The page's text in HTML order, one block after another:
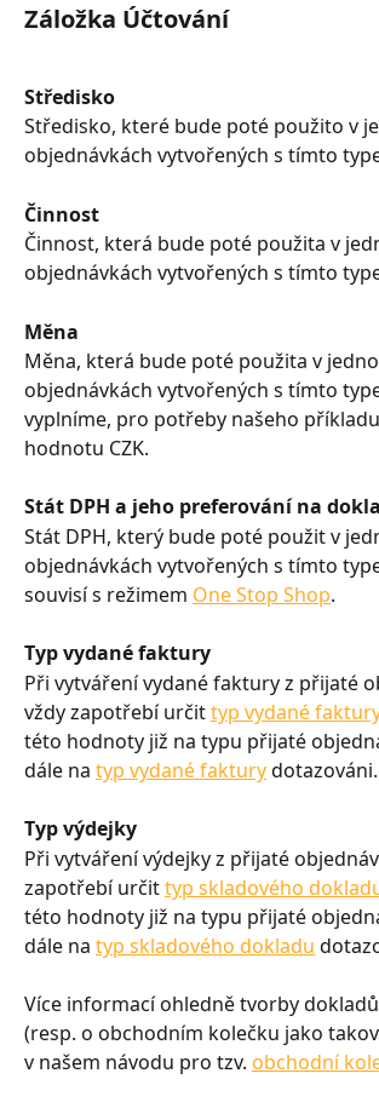
Záložka Účtování
Středisko
Středisko, které bude poté použito v
objednávkách vytvořených s tímto
Činnost
Činnost, která bude poté použita v
objednávkách vytvořených s tímto
Měna
Měna, která bude poté použita v
objednávkách vytvořených s tímto
vyplníme, pro potřeby našeho
hodnotu CZK.
Stát DPH a jeho preferování na
Stát DPH, který bude poté použit v
objednávkách vytvořených s tímto
souvisí s režimem One Stop Shop.
Typ vydané faktury
Při vytváření vydané faktury z přijaté
vždy zapotřebí určit typ vydané faktury
této hodnoty již na typu přijaté
dále na typ vydané faktury dotazováni.
Typ výdejky
Při vytváření výdejky z přijaté
zapotřebí určit typ skladového
této hodnoty již na typu přijaté
dále na typ skladového dokladu
Více informací ohledně tvorby
(resp. o obchodním kolečku jako
v našem návodu pro tzv. obchodní